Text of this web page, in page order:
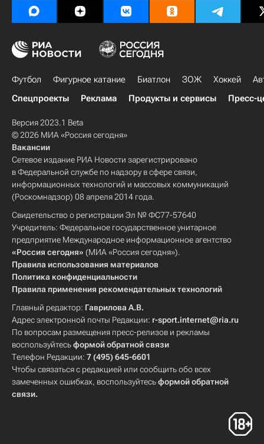
Футбол Фигурное катание Биатлон ЗОЖ Хоккей
Спецпроекты
Реклама Продукты и сервисы Пресс-
Версия 2023.1 Beta
© 2026 МИА «Россия сегодня»
Вакансии
Сетевое издание РИА Новости зарегистрировано
в Федеральной службе по надзору в сфере связи,
информационных технологий и массовых коммуникаций
(Роскомнадзор) 08 апреля 2014 года.
Свидетельство о регистрации Эл № ФС77-57640
Учредитель: Федеральное государственное унитарное
предприятие Международное информационное агентство
«Россия сегодня» (МИА «Россия сегодня»).
Правила использования материалов
Политика конфиденциальности
Правила применения рекомендательных технологий
Главный редактор: Гаврилова А.В.
Адрес электронной почты Редакции: r-sport.internet@ria.ru
По вопросам размещения пресс-релизов и рекламы
воспользуйтесьформой обратной связи
Телефон Редакции: 7 (495) 645-6601
Чтобы связаться с редакцией или сообщить обо всех
замеченных ошибках, воспользуйтесьформой обратной
связи.